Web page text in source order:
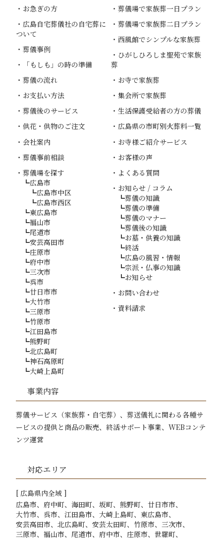
お急ぎの方
広島自宅葬儀社の自宅葬に
ついて
葬儀事例
「もしも」の時の準備
葬儀の流れ
お支払い方法
葬儀後のサービス
供花・供物のご注文
会社案内
葬儀事前相談
葬儀場を探す
広島市
広島市中区
広島市西区
東広島市
福山市
尾道市
安芸高田市
庄原市
府中市
三次市
呉市
廿日市市
大竹市
三原市
竹原市
江田島市
熊野町
北広島町
神石高原町
大崎上島町
葬儀場で家族葬一日プラン
葬儀場で家族葬二日プラン
西風館でシンプルな家族葬
ひがしひろしま聖苑で家族
葬
お寺で家族葬
集会所で家族葬
生活保護受給者の方の葬儀
広島県の市町別火葬料一覧
お寺様ご紹介サービス
お客様の声
よくある質問
お知らせ / コラム
葬儀の知識
葬儀の準備
葬儀のマナー
葬儀後の知識
お墓・供養の知識
終活
広島の風習・情報
宗派・仏事の知識
お知らせ
お問い合わせ
資料請求
事業内容
葬儀サービス（家族葬・自宅葬）、葬送儀礼に関わる各種サ
ービスの提供と商品の販売、終活サポート事業、WEBコンテ
ンツ運営
対応エリア
[ 広島県内全域 ]
広島市
府中町 海田町 坂町 熊野町
廿日市市
大竹市
呉市 江田島市 大崎上島町
東広島市
安芸高田市
北広島町 安芸太田町 竹原市
三次市
三原市
福山市 尾道市 府中市 庄原市 世羅町